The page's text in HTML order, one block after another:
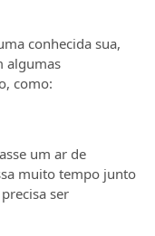
conhecida sua,
algumas
como:
um ar de
muito tempo junto
ser